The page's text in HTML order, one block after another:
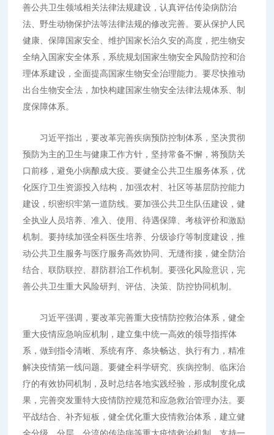
善公共卫生领域相关法律法规建设，认真评估传染病防治
法、野生动物保护法等法律法规的修改完善。要从保护人民
健康、保障国家安全、维护国家长治久安的高度，把生物安
全纳入国家安全体系，系统规划国家生物安全风险防控和治
理体系建设，全面提高国家生物安全治理能力。要尽快推动
出台生物安全法，加快构建国家生物安全法律法规体系、制
度保障体系。
习近平指出，要改革完善疾病预防控制体系，坚决贯彻
预防为主的卫生与健康工作方针，坚持常备不懈，将预防关
口前移，避免小病酿成大疫。要健全公共卫生服务体系，优
化医疗卫生资源投入结构，加强农村、社区等基层防控能力
建设，织密织牢第一道防线。要加强公共卫生队伍建设，健
全执业人员培养、准入、使用、待遇保障、考核评价和激励
机制。要持续加强全科医生培养、分级诊疗等制度建设，推
动公共卫生服务与医疗服务高效协同、无缝衔接，健全防治
结合、联防联控、群防群治工作机制。要强化风险意识，完
善公共卫生重大风险研判、评估、决策、防控协同机制。
习近平强调，要改革完善重大疫情防控救治体系，健全
重大疫情应急响应机制，建立集中统一高效的领导指挥体
系，做到指令清晰、系统有序、条块畅达、执行有力，精准
解决疫情第一线问题。要健全科学研究、疾病控制、临床治
疗的有效协同机制，及时总结各地实践经验，形成制度化成
果，完善突发重特大疫情防控规范和应急救治管理办法。要
平战结合、补齐短板，健全优化重大疫情救治体系，建立健